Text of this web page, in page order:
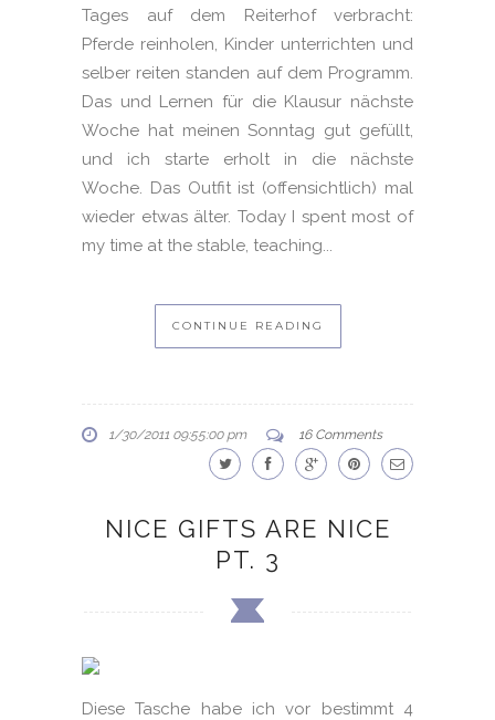
Tages auf dem Reiterhof verbracht:
Pferde reinholen, Kinder unterrichten und
selber reiten standen auf dem Programm.
Das und Lernen für die Klausur nächste
Woche hat meinen Sonntag gut gefüllt,
und ich starte erholt in die nächste
Woche. Das Outfit ist (offensichtlich) mal
wieder etwas älter. Today I spent most of
my time at the stable, teaching...
CONTINUE READING
1/30/2011 09:55:00 pm 16 Comments
NICE GIFTS ARE NICE
PT. 3
Diese Tasche habe ich vor bestimmt 4